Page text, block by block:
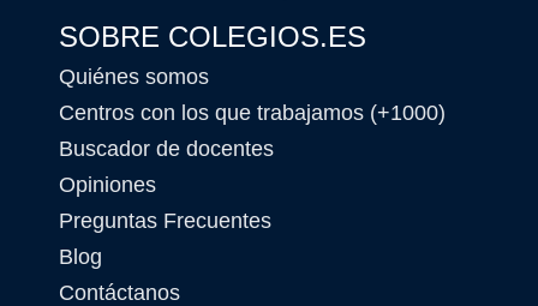
SOBRE COLEGIOS.ES
Quiénes somos
Centros con los que trabajamos (+1000)
Buscador de docentes
Opiniones
Preguntas Frecuentes
Blog
Contáctanos